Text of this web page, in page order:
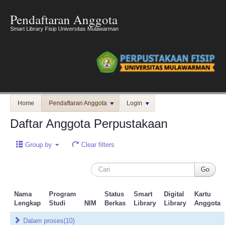
Pendaftaran Anggota
Smart Library Fisip Universitas Mulawarman
Home Pendaftaran Anggota Login
Daftar Anggota Perpustakaan
Group by Clear filters
Nama
Lengkap
Program
Studi
NIM
Status
Berkas
Smart
Library
Digital
Library
Kartu
Anggota
Dalam proses(10)